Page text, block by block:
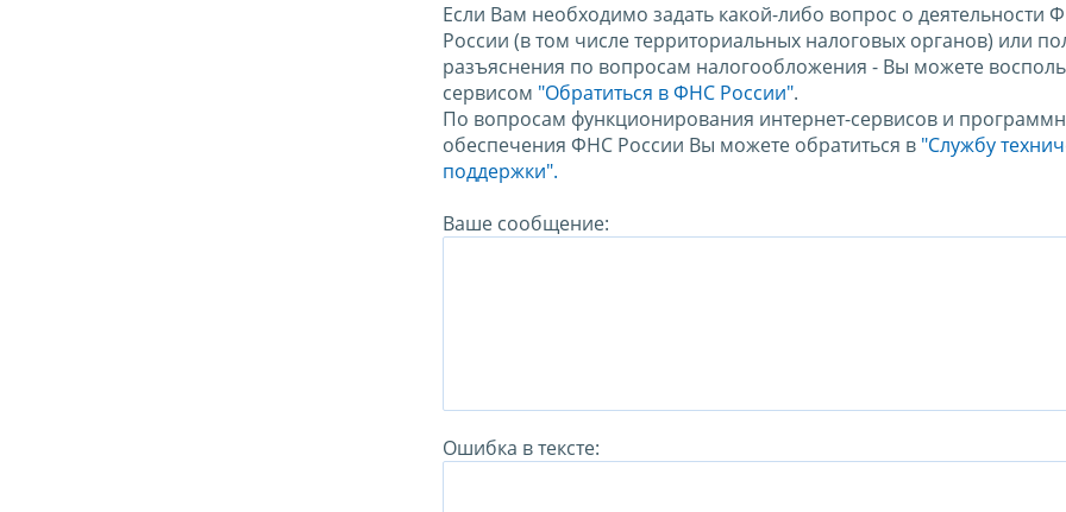
Если Вам необходимо задать какой-либо вопрос о деятельности
России (в том числе территориальных налоговых органов) или
разъяснения по вопросам налогообложения - Вы можете
сервисом "Обратиться в ФНС России".
По вопросам функционирования интернет-сервисов и
обеспечения ФНС России Вы можете обратиться в "Службу
поддержки".
Ваше сообщение:
Ошибка в тексте: